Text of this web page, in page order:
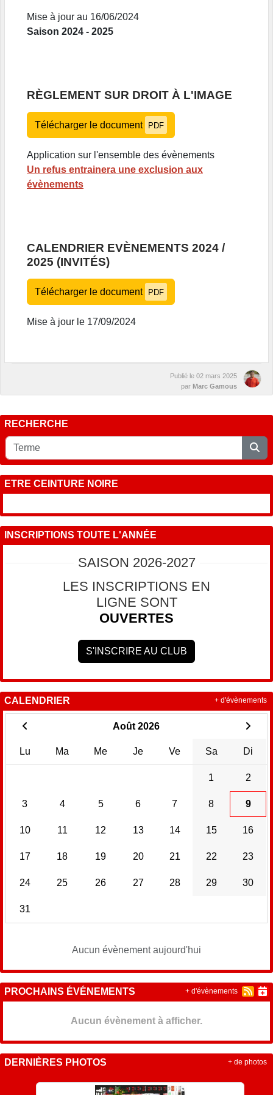
Mise à jour au 16/06/2024
Saison 2024 - 2025
RÈGLEMENT SUR DROIT À L'IMAGE
Télécharger le document PDF
Application sur l'ensemble des évènements
Un refus entrainera une exclusion aux
évènements
CALENDRIER EVÈNEMENTS 2024 /
2025 (INVITÉS)
Télécharger le document PDF
Mise à jour le 17/09/2024
Publié le 02 mars 2025
par Marc Gamous
RECHERCHE
ETRE CEINTURE NOIRE
INSCRIPTIONS TOUTE L'ANNÉE
SAISON 2026-2027
LES INSCRIPTIONS EN
LIGNE SONT
OUVERTES
S'INSCRIRE AU CLUB
CALENDRIER
Août 2026
Lu Ma Me Je Ve Sa Di
1 2
3 4 5 6 7 8 9
10 11 12 13 14 15 16
17 18 19 20 21 22 23
24 25 26 27 28 29 30
31
Aucun évènement aujourd'hui
+ d'évènements
PROCHAINS ÉVÉNEMENTS
Aucun évènement à afficher.
+ d'évènements
DERNIÈRES PHOTOS + de photos